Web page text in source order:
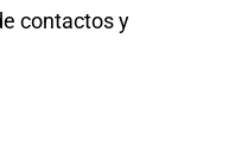
contactos y